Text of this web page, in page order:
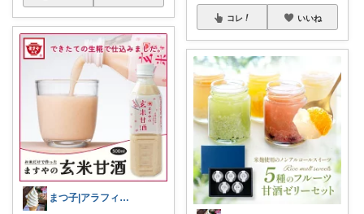
まつ子|アラフィフ主婦のときめくモノ
コレ いいね